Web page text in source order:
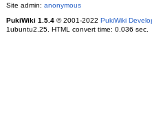
Site admin: anonymous
PukiWiki 1.5.4© 2001-2022 PukiWiki
1ubuntu2.25. HTML convert time: 0.036 sec.